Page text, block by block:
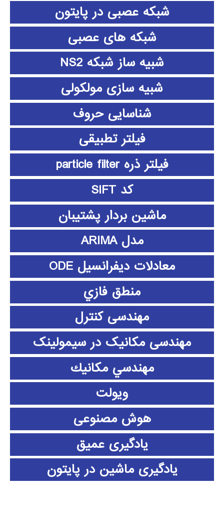
شبکه عصبی در پایتون
شبکه های عصبی
شبیه ساز شبکه NS2
شبیه سازی مولکولی
شناسایی حروف
فیلتر تطبیقی
فیلتر ذره particle filter
کد SIFT
ماشین بردار پشتیبان
مدل ARIMA
معادلات دیفرانسیل ODE
منطق فازي
مهندسی کنترل
مهندسی مکانیک در سیمولینک
مهندسي مكانيك
ویولت
هوش مصنوعی
یادگیری عمیق
یادگیری ماشین در پایتون